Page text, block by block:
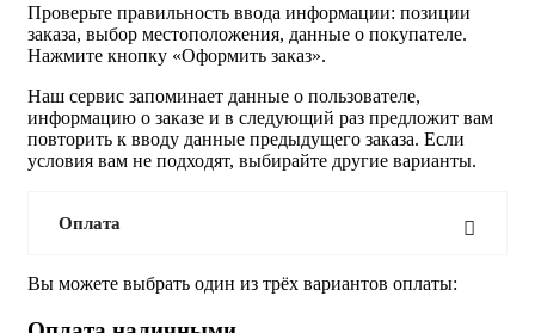
Проверьте правильность ввода информации: позиции
заказа, выбор местоположения, данные о покупателе.
Нажмите кнопку «Оформить заказ».
Наш сервис запоминает данные о пользователе,
информацию о заказе и в следующий раз предложит вам
повторить к вводу данные предыдущего заказа. Если
условия вам не подходят, выбирайте другие варианты.
Оплата
Вы можете выбрать один из трёх вариантов оплаты: